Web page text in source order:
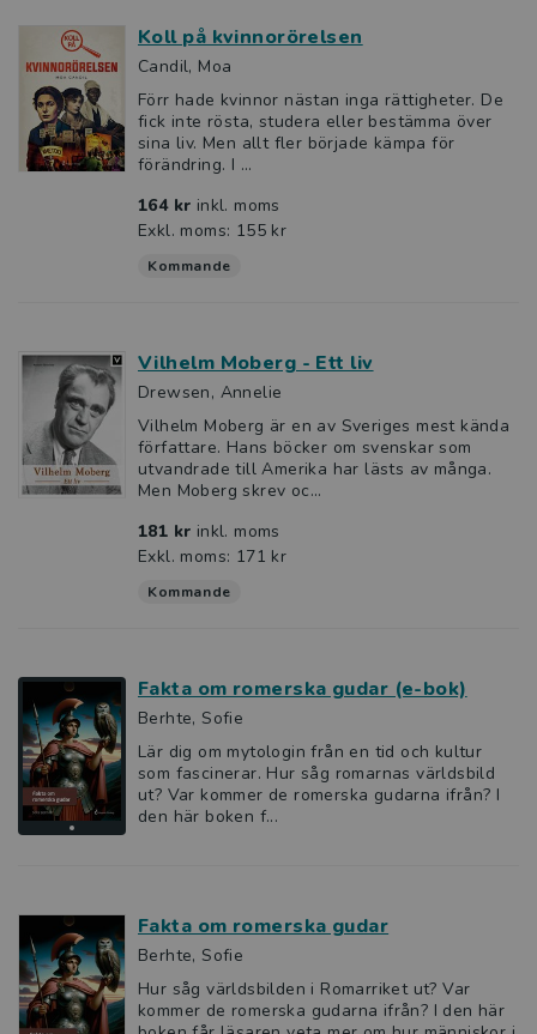
Koll på kvinnorörelsen
Candil, Moa
Förr hade kvinnor nästan inga rättigheter. De
fick inte rösta, studera eller bestämma över
sina liv. Men allt fler började kämpa för
förändring. I ...
164 kr inkl. moms
Exkl. moms: 155 kr
Kommande
Vilhelm Moberg - Ett liv
Drewsen, Annelie
Vilhelm Moberg är en av Sveriges mest kända
författare. Hans böcker om svenskar som
utvandrade till Amerika har lästs av många.
Men Moberg skrev oc...
181 kr inkl. moms
Exkl. moms: 171 kr
Kommande
Fakta om romerska gudar (e-bok)
Berhte, Sofie
Lär dig om mytologin från en tid och kultur
som fascinerar. Hur såg romarnas världsbild
ut? Var kommer de romerska gudarna ifrån? I
den här boken f...
Fakta om romerska gudar
Berhte, Sofie
Hur såg världsbilden i Romarriket ut? Var
kommer de romerska gudarna ifrån? I den här